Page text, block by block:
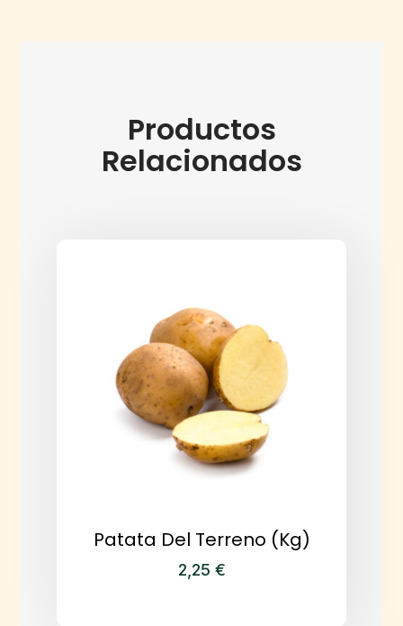
Productos
Relacionados
Patata Del Terreno (kg)
2,25 €